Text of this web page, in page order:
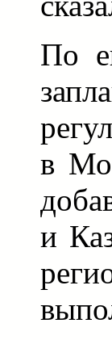
По
в
и